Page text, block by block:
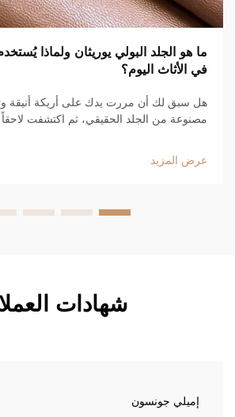
ما هو الجلد البولي يوريثان ولماذا
في الأثاث اليوم؟
هل سبق لك أن مررت يدك على أريكة أنيقة
مصنوعة من الجلد الحقيقي، ثم اكتشفت
مكان هذه الأيام، من أرائك الشقق العصرية إلى
في...
عرض المزيد
شهادات
إميلي جونسون